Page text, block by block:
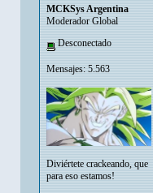
MCKSys Argentina
Moderador Global
Desconectado
Mensajes: 5.563
Diviértete crackeando, que
para eso estamos!